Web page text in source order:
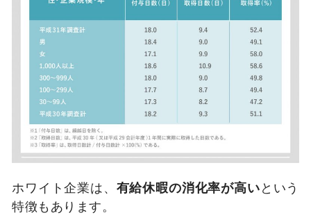
ホワイト企業は、 有給休暇の消化率が高いという
特徴もあります。